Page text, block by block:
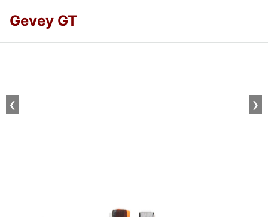
Gevey GT
❮ ❯